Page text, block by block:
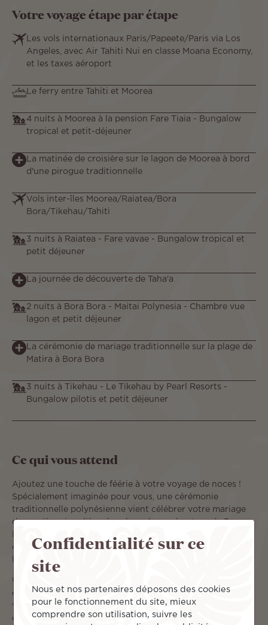
Votre voyage étape par étape
Les vols internationaux Paris/Papeete/Paris via Los
Angeles, avec Air Tahiti Nui en classe Moana Economy,
et les taxes aéroport
Le ferry entre Tahiti et Moorea
4 nuits à Moorea à la pension Fare Tiaia - Bungalow
tropical et petit-déjeuner
La matinée de croisière sur le lagon de Moorea à bord
d'une pirogue traditionnelle
Vols inter-îles Moorea/Raiatea/Bora
Bora/Tikehau/Tahiti
3 nuits à Raiatea - Fare vavae - Bungalow tropical et
petit déjeuner
La journée de découverte de Taha'a
2 nuits à Bora Bora - Maitai Polynesia - Chambre vue
lagon et petit déjeuner
La cérémonie de mariage traditionnelle sur la plage de
Matira à Bora Bora
3 nuits à Tikehau - Le Tikehau by Pearl Resorts -
Bungalow pilotis et petit déjeuner
Ce qui vous attend
Ajoutez une touche de féérie à votre voyage de noces !
Spécialement imaginée pour vous, une cérémonie
traditionnelle polynésienne vient célébrer votre mariage
de manière singulière dans le cadre enchanteur de Bora
dans votre bungalow sur pilotis à Tikehau, lieu paisible où
le temps semble être suspendu.
Un combiné de rêve sur 6 îles de la Polynésie où vous
découvrirez la beauté de la culture polynésienne durant
votre séjour de 16 jours / 13 nuits sous le magnifique ciel
étoilé.
Confidentialité sur ce
site
Nous et nos partenaires déposons des cookies
pour le fonctionnement du site, mieux
comprendre son utilisation, suivre les